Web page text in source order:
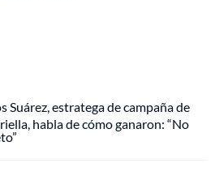
Suárez, estratega de campaña de
habla de cómo ganaron: “No